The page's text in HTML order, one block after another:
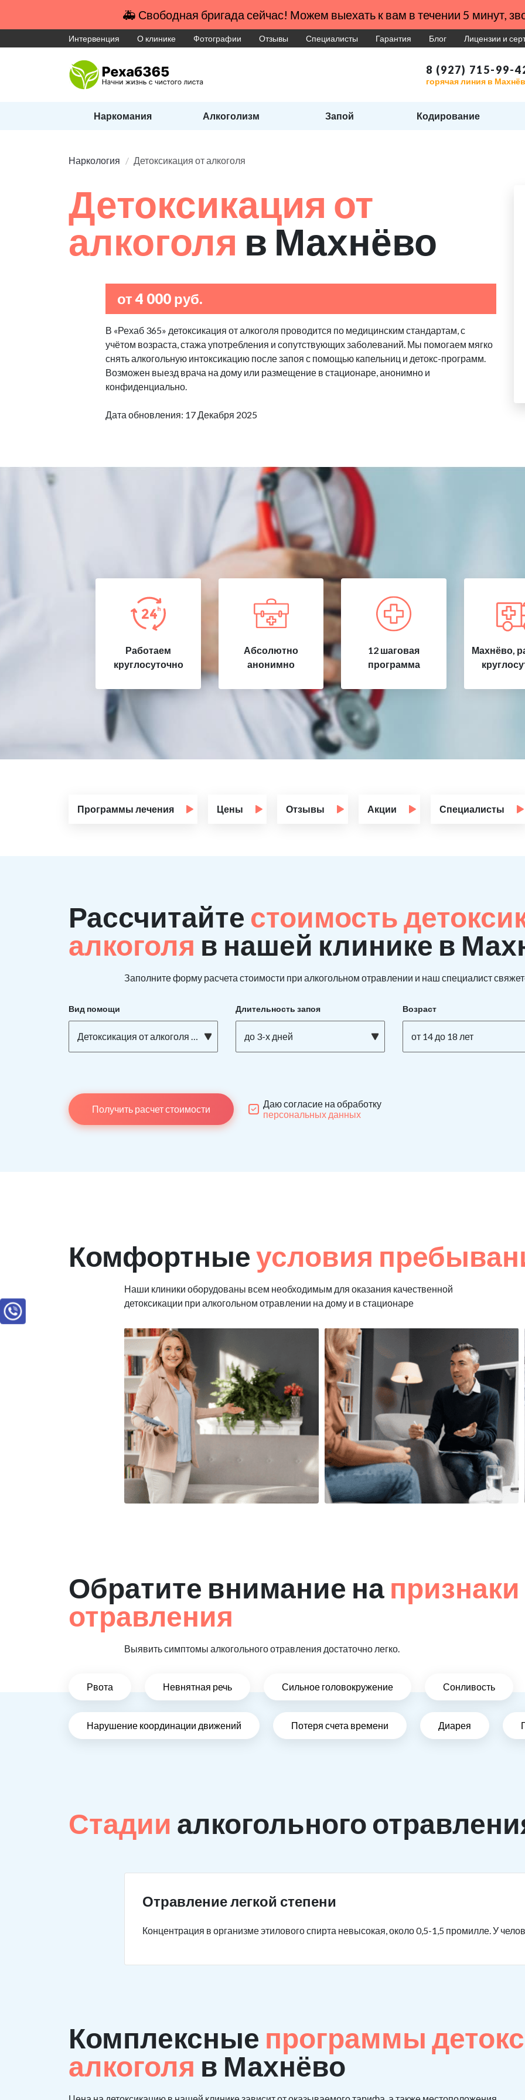
🚑 Свободная бригада сейчас! Можем выехать к вам в течении 5 минут,
Интервенция О клинике Фотографии Отзывы Специалисты Гарантия Блог Лицензии и
8 (927) 715-99-
горячая линия в
Наркомания Алкоголизм Запой Кодирование
Наркология Детоксикация от алкоголя
Детоксикация от
алкоголя в Махнёво
от 4 000 руб.
В «Рехаб 365» детоксикация от алкоголя проводится по медицинским стандартам, с
учётом возраста, стажа употребления и сопутствующих заболеваний. Мы помогаем мягко
снять алкогольную интоксикацию после запоя с помощью капельниц и детокс-программ.
Возможен выезд врача на дому или размещение в стационаре, анонимно и
конфиденциально.
Дата обновления: 17 Декабря 2025
Работаем
круглосуточно
Абсолютно
анонимно
12 шаговая
программа
Махнёво,
Программы лечения Цены Отзывы Акции Специалисты
Рассчитайте стоимость
алкоголя в нашей клинике в
Заполните форму расчета стоимости при алкогольном отравлении и наш специалист
Вид помощи
Детоксикация от алкоголя на дому
Длительность запоя
до 3-х дней
Возраст
от 14 до 18 лет
Получить расчет стоимости
Даю согласие на обработку
персональных данных
Комфортныеусловия
Наши клиники оборудованы всем необходимым для оказания качественной
детоксикации при алкогольном отравлении на дому и в стационаре
Обратите внимание на
отравления
Выявить симптомы алкогольного отравления достаточно легко.
Рвота Невнятная речь Сильное головокружение Сонливость
Нарушение координации движений Потеря счета времени Диарея
Стадии алкогольного
Отравление легкой степени
Концентрация в организме этилового спирта невысокая, около 0,5-1,5 промилле. У
Комплексные программы
алкоголя в Махнёво